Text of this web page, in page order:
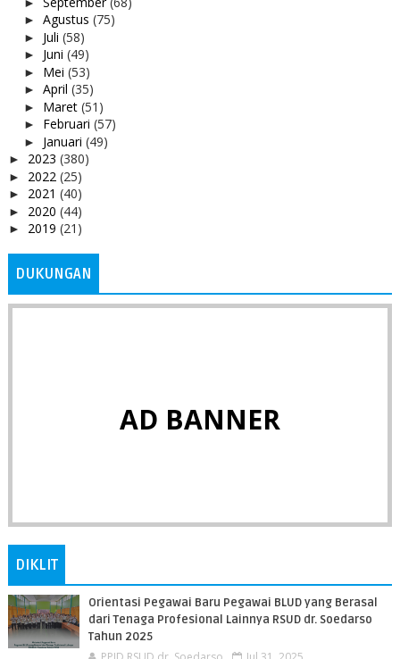
► Agustus (75)
► Juli (58)
► Juni (49)
► Mei (53)
► April (35)
► Maret (51)
► Februari (57)
► Januari (49)
► 2023 (380)
► 2022 (25)
► 2021 (40)
► 2020 (44)
► 2019 (21)
DUKUNGAN
AD BANNER
DIKLIT
Orientasi Pegawai Baru Pegawai BLUD yang Berasal
dari Tenaga Profesional Lainnya RSUD dr. Soedarso
Tahun 2025